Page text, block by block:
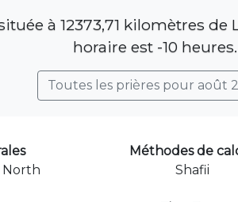
à 12373,71 kilomètres de
horaire est -10 heures.
Toutes les prières pour août
North
Méthodes de
Shafii